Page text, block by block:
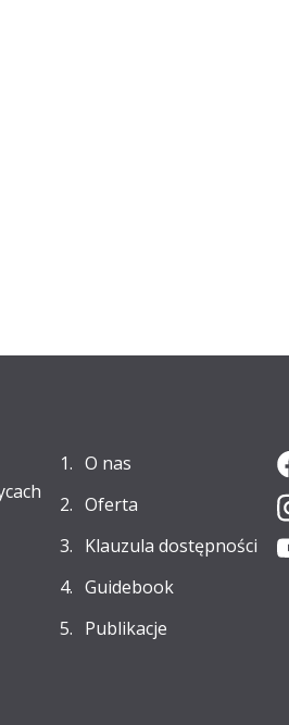
O nas
Oferta
Klauzula dostępności
Guidebook
Publikacje